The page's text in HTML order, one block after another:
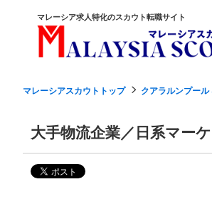
マレーシア求人特化のスカウト転職サイト
マレーシアスカウトトップ クアラルンプー
大手物流企業／日系マー